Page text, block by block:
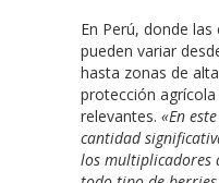
En Perú, donde
pueden variar
hasta zonas de
protección
relevantes. «En
cantidad
los multiplicadores